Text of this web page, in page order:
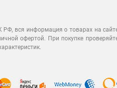
РФ, вся информация о товарах на
офертой. При покупке